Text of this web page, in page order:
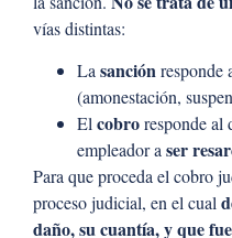
vías distintas:
Lasanciónresponde
(amonestación,
Elcobroresponde al
empleador aser
Para que proceda el cobro
proceso judicial, en el cual
daño, su cuantía, y que